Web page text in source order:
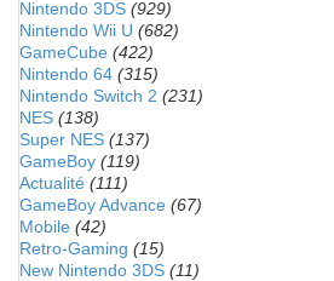
Nintendo 3DS (929)
Nintendo Wii U (682)
GameCube (422)
Nintendo 64 (315)
Nintendo Switch 2 (231)
NES (138)
Super NES (137)
GameBoy (119)
Actualité (111)
GameBoy Advance (67)
Mobile (42)
Retro-Gaming (15)
New Nintendo 3DS (11)